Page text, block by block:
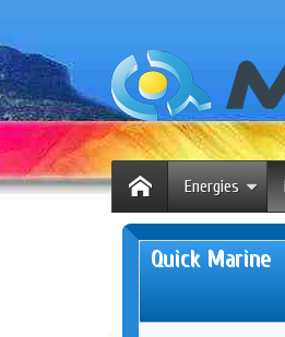
Energies
Quick Marine